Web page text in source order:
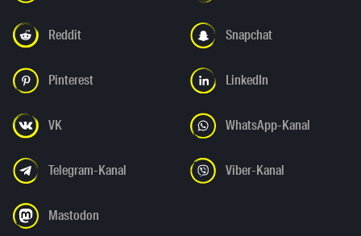
Reddit Snapchat
Pinterest LinkedIn
VK WhatsApp-Kanal
Telegram-Kanal Viber-Kanal
Mastodon